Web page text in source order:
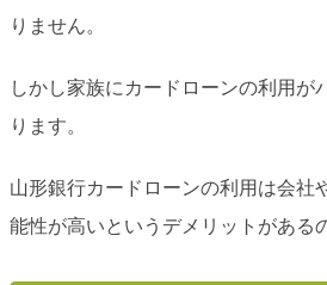
りません。
しかし家族にカードローンの利用が
ります。
山形銀行カードローンの利用は会社
能性が高いというデメリットがある